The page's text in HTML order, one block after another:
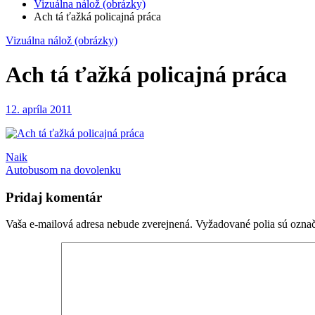
Vizuálna nálož (obrázky)
Ach tá ťažká policajná práca
Vizuálna nálož (obrázky)
Ach tá ťažká policajná práca
12. apríla 2011
Navigácia
v
článku
Naik
Autobusom na dovolenku
Pridaj komentár
Vaša e-mailová adresa nebude zverejnená. Vyžadované polia sú